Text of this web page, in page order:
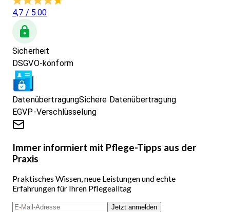
4,7 / 5.00
Sicherheit
DSGVO-konform
DatenübertragungSichere Datenübertragung
EGVP-Verschlüsselung
Immer informiert mit Pflege-Tipps aus der
Praxis
Praktisches Wissen, neue Leistungen und echte
Erfahrungen für Ihren Pflegealltag
Jetzt anmelden